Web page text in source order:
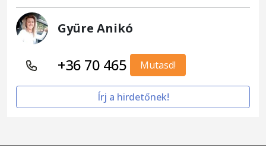
Gyüre Anikó
+36 70 465 Mutasd!
Írj a hirdetőnek!